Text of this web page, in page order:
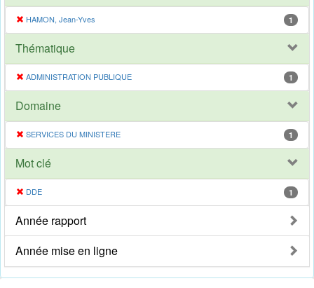
HAMON, Jean-Yves 1
Thématique
ADMINISTRATION PUBLIQUE 1
Domaine
SERVICES DU MINISTERE 1
Mot clé
DDE 1
Année rapport
Année mise en ligne